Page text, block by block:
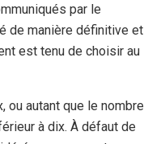
par le
de manière définitive et
est tenu de choisir au
ou autant que le nombre
à dix. À défaut de